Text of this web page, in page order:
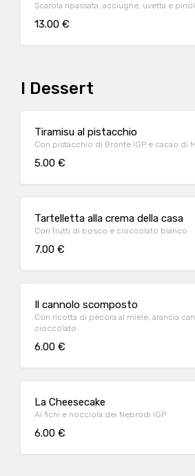
Scarola ripassata, acciughe, uvetta e
13.00 €
I Dessert
Tiramisu al pistacchio
Con pistacchio di Bronte IGP e cacao di
5.00 €
Tartelletta alla crema della casa
Con frutti di bosco e cioccolato bianco
7.00 €
Il cannolo scomposto
Con ricotta di pecora al miele, arancia
cioccolato
6.00 €
La Cheesecake
Ai fichi e nocciola dei Nebrodi IGP
6.00 €